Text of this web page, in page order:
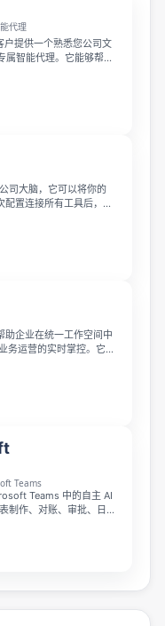
代理
提供一个熟悉您公司文
智能代理。它能够帮您
司大脑，它可以将你的
置连接所有工具后，团
助企业在统一工作空间中
务运营的实时掌控。它将
Teams
Teams 中的自主 AI
制作、对账、审批、日常